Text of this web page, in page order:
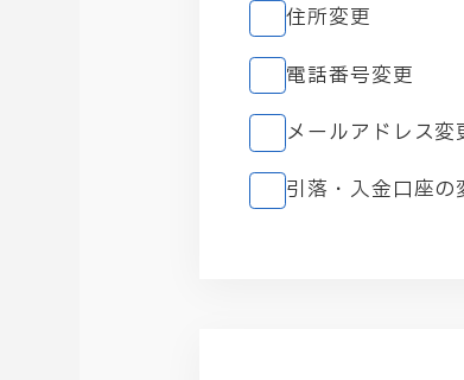
住所変更
電話番号変更
メールアドレス変
引落・入金口座の